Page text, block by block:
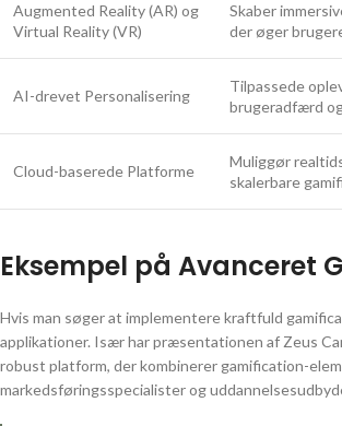
Augmented Reality (AR) og
Virtual Reality (VR)
Skaber
der øger
AI-drevet Personalisering
Tilpassede
brugeradfærd
Cloud-baserede Platforme
Muliggør
skalerbare
Eksempel på
Hvis man søger at implementere kraftfuld
applikationer. Især har præsentationen af Zeus
robust platform, der kombinerer gamification-
markedsføringsspecialister og